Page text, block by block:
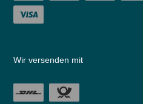
Wir versenden mit